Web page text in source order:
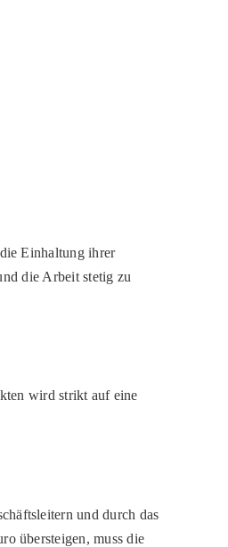
Einhaltung ihrer
die Arbeit stetig zu
wird strikt auf eine
und durch das
übersteigen, muss die